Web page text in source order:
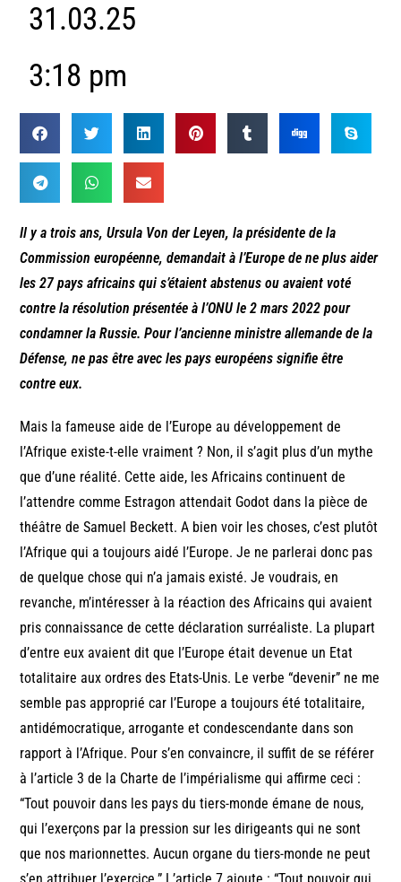
31.03.25
3:18 pm
Il y a trois ans, Ursula Von der Leyen, la présidente de la
Commission européenne, demandait à l’Europe de ne plus aider
les 27 pays africains qui s’étaient abstenus ou avaient voté
contre la résolution présentée à l’ONU le 2 mars 2022 pour
condamner la Russie. Pour l’ancienne ministre allemande de la
Défense, ne pas être avec les pays européens signifie être
contre eux.
Mais la fameuse aide de l’Europe au développement de
l’Afrique existe-t-elle vraiment ? Non, il s’agit plus d’un mythe
que d’une réalité. Cette aide, les Africains continuent de
l’attendre comme Estragon attendait Godot dans la pièce de
théâtre de Samuel Beckett. A bien voir les choses, c’est plutôt
l’Afrique qui a toujours aidé l’Europe. Je ne parlerai donc pas
de quelque chose qui n’a jamais existé. Je voudrais, en
revanche, m’intéresser à la réaction des Africains qui avaient
pris connaissance de cette déclaration surréaliste. La plupart
d’entre eux avaient dit que l’Europe était devenue un Etat
totalitaire aux ordres des Etats-Unis. Le verbe “devenir” ne me
semble pas approprié car l’Europe a toujours été totalitaire,
antidémocratique, arrogante et condescendante dans son
rapport à l’Afrique. Pour s’en convaincre, il suffit de se référer
à l’article 3 de la Charte de l’impérialisme qui affirme ceci :
“Tout pouvoir dans les pays du tiers-monde émane de nous,
qui l’exerçons par la pression sur les dirigeants qui ne sont
que nos marionnettes. Aucun organe du tiers-monde ne peut